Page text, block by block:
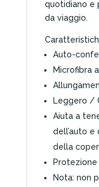
quotidiano e
da viaggio.
Auto-
Microfibra
Leggero /
Aiuta a
dell’auto e
della
Nota: non